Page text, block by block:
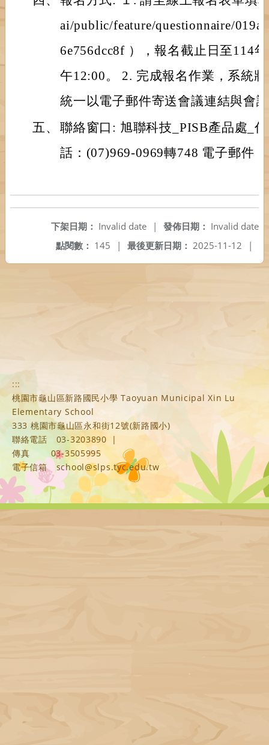
ai/public/feature/questionnaire/
6e756dcc8f ），報名截止日至114
午12:00。 2. 完成報名作業，系統
統一以電子郵件寄送會議連結與會
五、 聯絡窗口: 旭聯科技_PISB產品處_
話：(07)969-0969轉748 電子郵件
發佈日期： Invalid date
下架日期： Invalid date
|
最後更新日期： 2025-11-12 |
點閱數： 145 |
:::
桃園市龜山區新路國民小學 Taoyuan Municipal Xin Lu
Elementary School
333 桃園市龜山區永和街12號(新路國小)
聯絡電話
03-3203890
|
傳真
03-3505995
電子信箱
school@slps.tyc.edu.tw